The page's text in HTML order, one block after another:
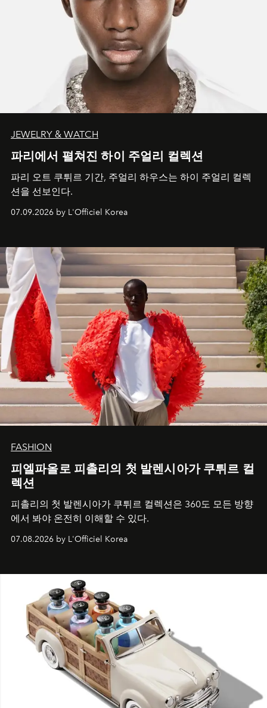
JEWELRY & WATCH
파리에서 펼쳐진 하이 주얼리 컬렉션
파리 오트 쿠튀르 기간, 주얼리 하우스는 하이 주얼리 컬렉
션을 선보인다.
07.09.2026 by L'Officiel Korea
FASHION
피엘파올로 피촐리의 첫 발렌시아가 쿠튀르 컬
렉션
피촐리의 첫 발렌시아가 쿠튀르 컬렉션은 360도 모든 방향
에서 봐야 온전히 이해할 수 있다.
07.08.2026 by L'Officiel Korea